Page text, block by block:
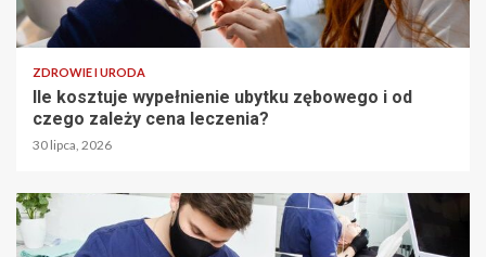
ZDROWIE I URODA
Ile kosztuje wypełnienie ubytku zębowego i od
czego zależy cena leczenia?
30 lipca, 2026